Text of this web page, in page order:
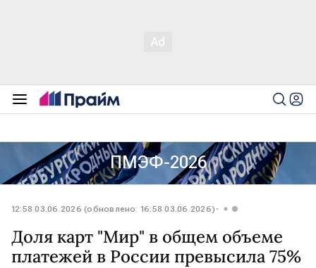
ПМЭФ-2026
12:58 03.06.2026 (обновлено: 16:58 03.06.2026)
Доля карт "Мир" в общем объеме
платежей в России превысила 75%